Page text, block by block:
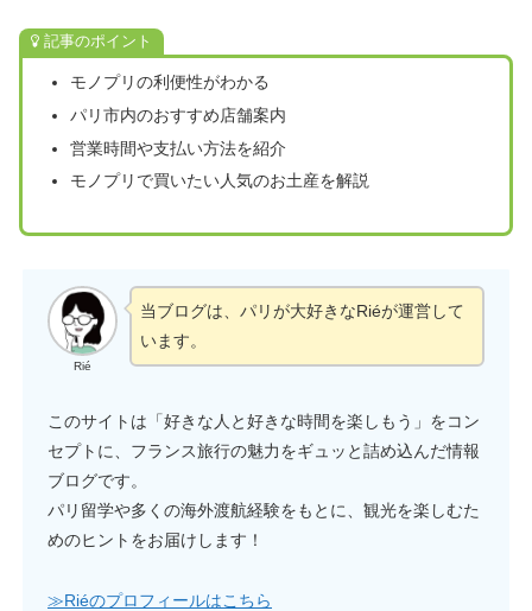
記事のポイント
モノプリの利便性がわかる
パリ市内のおすすめ店舗案内
営業時間や支払い方法を紹介
モノプリで買いたい人気のお土産を解説
Rié
当ブログは、パリが大好きなRiéが運営して
います。
このサイトは「好きな人と好きな時間を楽しもう」をコン
セプトに、フランス旅行の魅力をギュッと詰め込んだ情報
ブログです。
パリ留学や多くの海外渡航経験をもとに、観光を楽しむた
めのヒントをお届けします！
≫Riéのプロフィールはこちら